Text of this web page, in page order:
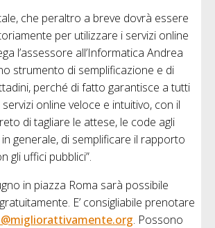
che peraltro a breve dovrà essere
per utilizzare i servizi online
l’assessore all’Informatica Andrea
strumento di semplificazione e di
perché di fatto garantisce a tutti
online veloce e intuitivo, con il
di tagliare le attese, le code agli
generale, di semplificare il rapporto
gli uffici pubblici”.
in piazza Roma sarà possibile
E’ consigliabile prenotare
. Possono